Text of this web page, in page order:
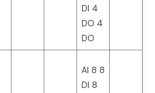
DI 4
DO 4
DO
8 AI 8
DI 8